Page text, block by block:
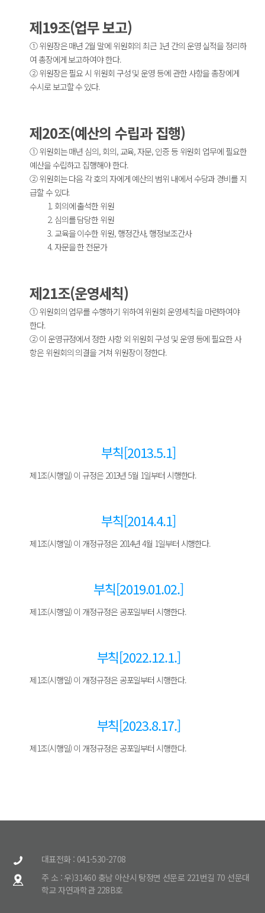
제19조(업무 보고)
① 위원장은 매년 2월 말에 위원회의 최근 1년 간의 운영 실적을 정리하
여 총장에게 보고하여야 한다.
② 위원장은 필요 시 위원회 구성 및 운영 등에 관한 사항을 총장에게
수시로 보고할 수 있다.
제20조(예산의 수립과 집행)
① 위원회는 매년 심의, 회의, 교육, 자문, 인증 등 위원회 업무에 필요한
예산을 수립하고 집행해야 한다.
② 위원회는 다음 각 호의 자에게 예산의 범위 내에서 수당과 경비를 지
급할 수 있다.
1. 회의에 출석한 위원
2. 심의를 담당한 위원
3. 교육을 이수한 위원, 행정간사, 행정보조간사
4. 자문을 한 전문가
제21조(운영세칙)
① 위원회의 업무를 수행하기 위하여 위원회 운영세칙을 마련하여야
한다.
② 이 운영규정에서 정한 사항 외 위원회 구성 및 운영 등에 필요한 사
항은 위원회의 의결을 거쳐 위원장이 정한다.
부칙[2013.5.1]
제1조(시행일) 이 규정은 2013년 5월 1일부터 시행한다.
부칙[2014.4.1]
제1조(시행일) 이 개정규정은 2014년 4월 1일부터 시행한다.
부칙[2019.01.02.]
제1조(시행일) 이 개정규정은 공포일부터 시행한다.
부칙[2022.12.1.]
제1조(시행일) 이 개정규정은 공포일부터 시행한다.
부칙[2023.8.17.]
제1조(시행일) 이 개정규정은 공포일부터 시행한다.
대표전화 : 041-530-2708
주 소 : 우)31460 충남 아산시 탕정면 선문로 221번길 70 선문대
학교 자연과학관 228B호